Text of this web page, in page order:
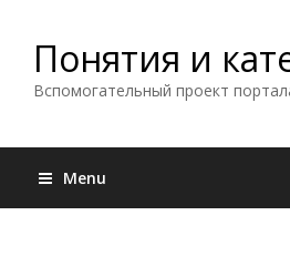
Понятия и
Вспомогательный проект
Menu